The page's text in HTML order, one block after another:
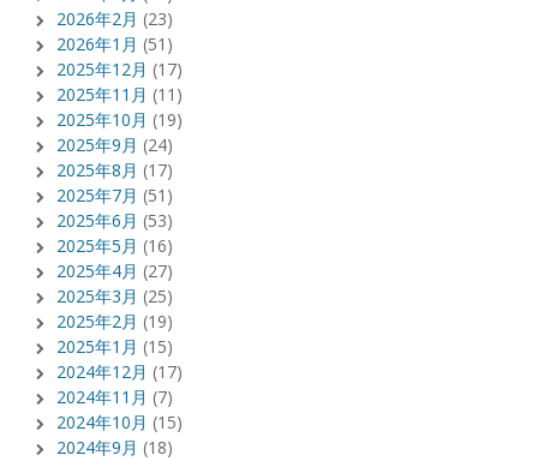
2026年2月 (23)
2026年1月 (51)
2025年12月 (17)
2025年11月 (11)
2025年10月 (19)
2025年9月 (24)
2025年8月 (17)
2025年7月 (51)
2025年6月 (53)
2025年5月 (16)
2025年4月 (27)
2025年3月 (25)
2025年2月 (19)
2025年1月 (15)
2024年12月 (17)
2024年11月 (7)
2024年10月 (15)
2024年9月 (18)